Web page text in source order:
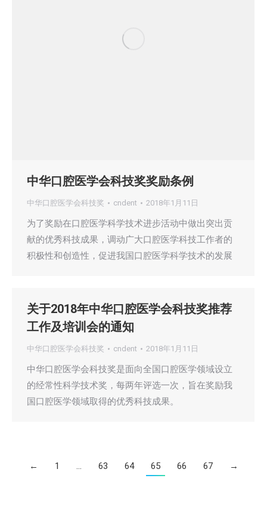
中华口腔医学会科技奖奖励条例
中华口腔医学会科技奖 cndent 2018年1月11日
为了奖励在口腔医学科学技术进步活动中做出突出贡
献的优秀科技成果，调动广大口腔医学科技工作者的
积极性和创造性，促进我国口腔医学科学技术的发展
关于2018年中华口腔医学会科技奖推荐
工作及培训会的通知
中华口腔医学会科技奖 cndent 2018年1月11日
中华口腔医学会科技奖是面向全国口腔医学领域设立
的经常性科学技术奖，每两年评选一次，旨在奖励我
国口腔医学领域取得的优秀科技成果。
← 1 … 63 64 65 66 67 →